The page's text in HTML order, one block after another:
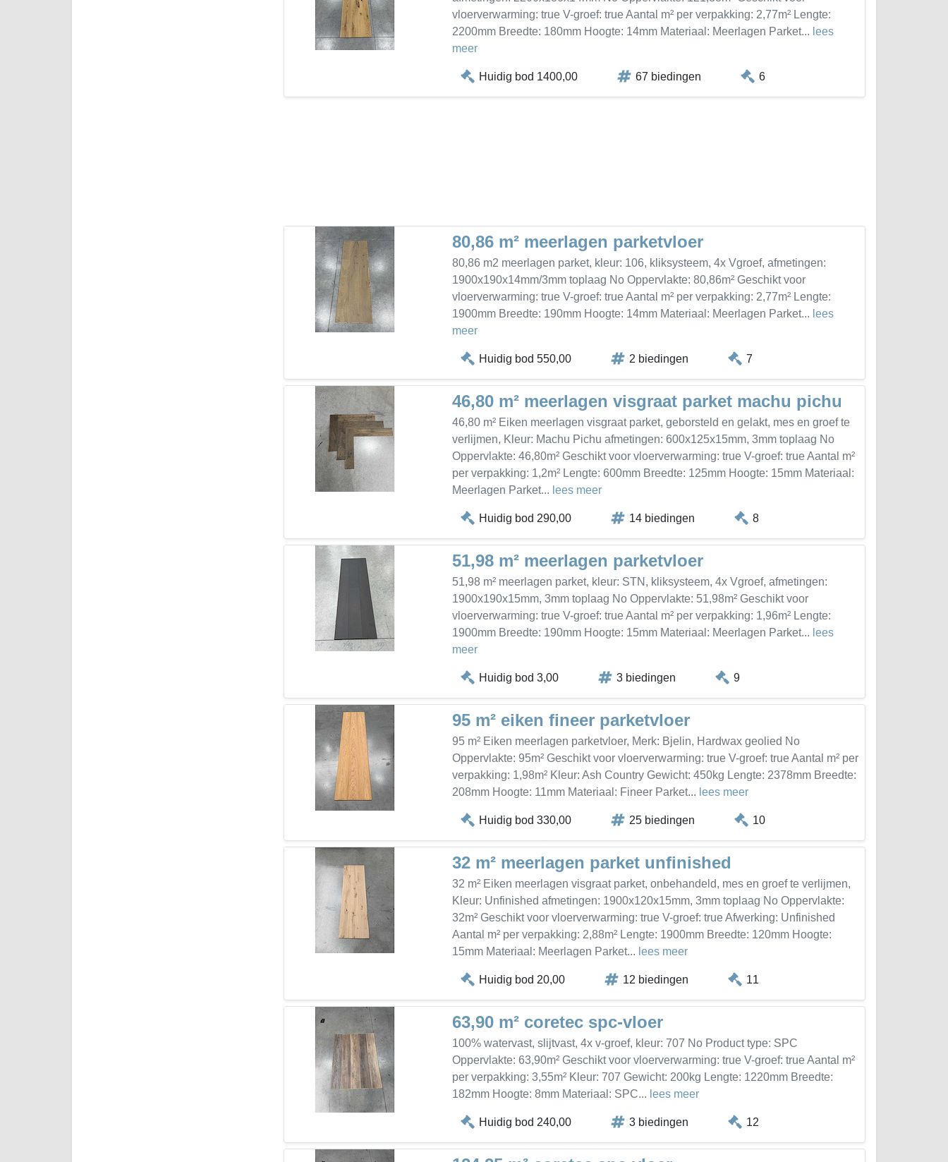
vloerverwarming: true V-groef: true Aantal m² per verpakking: 2,77m² Lengte:
2200mm Breedte: 180mm Hoogte: 14mm Materiaal: Meerlagen Parket... lees
meer
Huidig bod 1400,00 67 biedingen 6
80,86 m² meerlagen parketvloer
80,86 m2 meerlagen parket, kleur: 106, kliksysteem, 4x Vgroef, afmetingen:
1900x190x14mm/3mm toplaag No Oppervlakte: 80,86m² Geschikt voor
vloerverwarming: true V-groef: true Aantal m² per verpakking: 2,77m² Lengte:
1900mm Breedte: 190mm Hoogte: 14mm Materiaal: Meerlagen Parket... lees
meer
Huidig bod 550,00 2 biedingen 7
46,80 m² meerlagen visgraat parket machu pichu
46,80 m² Eiken meerlagen visgraat parket, geborsteld en gelakt, mes en groef te
verlijmen, Kleur: Machu Pichu afmetingen: 600x125x15mm, 3mm toplaag No
Oppervlakte: 46,80m² Geschikt voor vloerverwarming: true V-groef: true Aantal m²
per verpakking: 1,2m² Lengte: 600mm Breedte: 125mm Hoogte: 15mm Materiaal:
Meerlagen Parket... lees meer
Huidig bod 290,00 14 biedingen 8
51,98 m² meerlagen parketvloer
51,98 m² meerlagen parket, kleur: STN, kliksysteem, 4x Vgroef, afmetingen:
1900x190x15mm, 3mm toplaag No Oppervlakte: 51,98m² Geschikt voor
vloerverwarming: true V-groef: true Aantal m² per verpakking: 1,96m² Lengte:
1900mm Breedte: 190mm Hoogte: 15mm Materiaal: Meerlagen Parket... lees
meer
Huidig bod 3,00 3 biedingen 9
95 m² eiken fineer parketvloer
95 m² Eiken meerlagen parketvloer, Merk: Bjelin, Hardwax geolied No
Oppervlakte: 95m² Geschikt voor vloerverwarming: true V-groef: true Aantal m² per
verpakking: 1,98m² Kleur: Ash Country Gewicht: 450kg Lengte: 2378mm Breedte:
208mm Hoogte: 11mm Materiaal: Fineer Parket... lees meer
Huidig bod 330,00 25 biedingen 10
32 m² meerlagen parket unfinished
32 m² Eiken meerlagen visgraat parket, onbehandeld, mes en groef te verlijmen,
Kleur: Unfinished afmetingen: 1900x120x15mm, 3mm toplaag No Oppervlakte:
32m² Geschikt voor vloerverwarming: true V-groef: true Afwerking: Unfinished
Aantal m² per verpakking: 2,88m² Lengte: 1900mm Breedte: 120mm Hoogte:
15mm Materiaal: Meerlagen Parket... lees meer
Huidig bod 20,00 12 biedingen 11
63,90 m² coretec spc-vloer
100% watervast, slijtvast, 4x v-groef, kleur: 707 No Product type: SPC
Oppervlakte: 63,90m² Geschikt voor vloerverwarming: true V-groef: true Aantal m²
per verpakking: 3,55m² Kleur: 707 Gewicht: 200kg Lengte: 1220mm Breedte:
182mm Hoogte: 8mm Materiaal: SPC... lees meer
Huidig bod 240,00 3 biedingen 12